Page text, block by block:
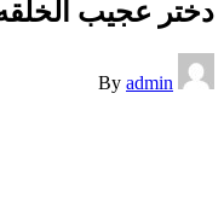
دختر عجیب
Posted
by
By admin